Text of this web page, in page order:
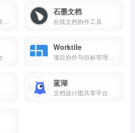
石墨文档
在线文档协作工具
Worktile
蓝湖
文档设计图共享平台